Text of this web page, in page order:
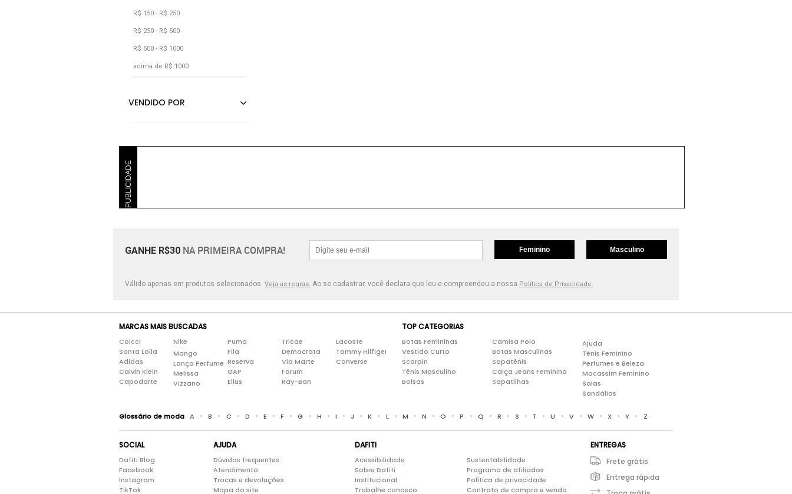
R$ 150 - R$ 250
R$ 250 - R$ 500
R$ 500 - R$ 1000
acima de R$ 1000
PUBLICIDADE
GANHE R$30 NA PRIMEIRA COMPRA! Feminino Masculino
Válido apenas em produtos selecionados. Veja as regras. Ao se cadastrar, você declara que leu e compreendeu a nossa Política de Privacidade.
MARCAS MAIS BUSCADAS
Colcci
Santa Lolla
Adidas
Calvin Klein
Capodarte
Nike
Mango
Lança Perfume
Melissa
Vizzano
Puma
Fila
Reserva
GAP
Ellus
Tricae
Democrata
Via Marte
Forum
Ray-Ban
Lacoste
Tommy Hilfiger
Converse
TOP CATEGORIAS
Botas Femininas
Vestido Curto
Scarpin
Tênis Masculino
Bolsas
Camisa Polo
Botas Masculinas
Sapatênis
Calça Jeans Feminina
Sapatilhas
Ajuda
Tênis Feminino
Perfumes e Beleza
Mocassim Feminino
Saias
Sandálias
Glossário de moda A • B • C • D • E • F • G • H • I • J • K • L • M • N • O • P • Q • R • S • T • U • V • W • X • Y • Z
SOCIAL
Dafiti Blog
Facebook
Instagram
TikTok
AJUDA
Dúvidas frequentes
Atendimento
Trocas e devoluções
Mapa do site
DAFITI
Acessibilidade
Sobre Dafiti
Institucional
Trabalhe conosco
Sustentabilidade
Programa de afiliados
Política de privacidade
Contrato de compra e venda
ENTREGAS
Frete grátis
Entrega rápida